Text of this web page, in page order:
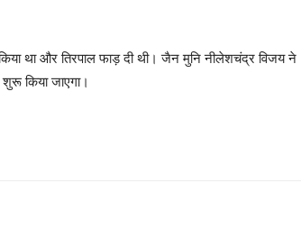
था और तिरपाल फाड़ दी थी। जैन मुनि नीलेशचंद्र विजय ने
किया जाएगा।